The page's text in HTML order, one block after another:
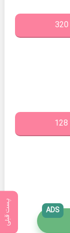
پست قبلی ADS